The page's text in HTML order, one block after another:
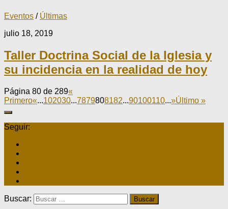
Eventos / Últimas
julio 18, 2019
Taller Doctrina Social de la Iglesia y
su incidencia en la realidad de hoy
Página 80 de 289«
Primero«...102030...7879808182...90100110...»Último »
Seguir:
Buscar: